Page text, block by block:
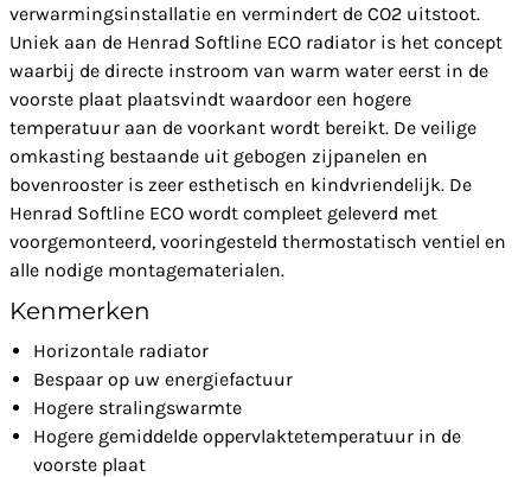
verwarmingsinstallatie en vermindert de CO2 uitstoot.
Uniek aan de Henrad Softline ECO radiator is het concept
waarbij de directe instroom van warm water eerst in de
voorste plaat plaatsvindt waardoor een hogere
temperatuur aan de voorkant wordt bereikt. De veilige
omkasting bestaande uit gebogen zijpanelen en
bovenrooster is zeer esthetisch en kindvriendelijk. De
Henrad Softline ECO wordt compleet geleverd met
voorgemonteerd, vooringesteld thermostatisch ventiel en
alle nodige montagematerialen.
Kenmerken
Horizontale radiator
Bespaar op uw energiefactuur
Hogere stralingswarmte
Hogere gemiddelde oppervlaktetemperatuur in de
voorste plaat